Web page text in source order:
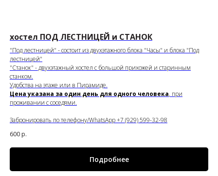
хостел ПОД ЛЕСТНИЦЕЙ и СТАНОК
"Под лестницей" - состоит из двухэтажного блока "Часы" и блока "Под
лестницей"
"Станок" - двухэтажный хостел с большой прихожей и старинным
станком.
Удобства на этаже или в Пирамиде.
Цена указана за один день для одного человека, при
проживании с соседями.
Забронировать по телефону/WhatsApp +7 (929) 599-32-98
600 р.
Подробнее